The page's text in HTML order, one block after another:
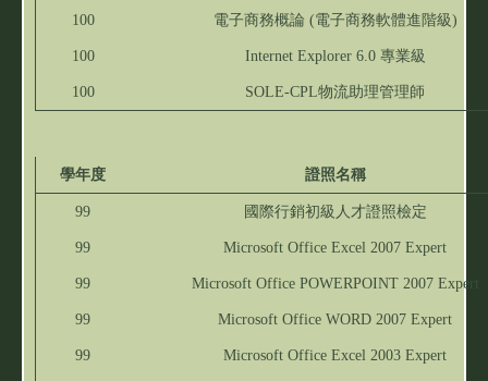
100 電子商務概論 (電子商務軟體進階級)
100 Internet Explorer 6.0 專業級
100 SOLE-CPL物流助理管理師
學年度 證照名稱
99 國際行銷初級人才證照檢定
99 Microsoft Office Excel 2007 Expert
99 Microsoft Office POWERPOINT 2007 Expert
99 Microsoft Office WORD 2007 Expert
99 Microsoft Office Excel 2003 Expert